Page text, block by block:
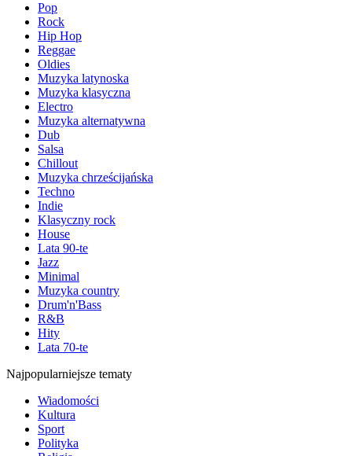
Pop
Rock
Hip Hop
Reggae
Oldies
Muzyka latynoska
Muzyka klasyczna
Electro
Muzyka alternatywna
Dub
Salsa
Chillout
Muzyka chrześcijańska
Techno
Indie
Klasyczny rock
House
Lata 90-te
Jazz
Minimal
Muzyka country
Drum'n'Bass
R&B
Hity
Lata 70-te
Najpopularniejsze tematy
Wiadomości
Kultura
Sport
Polityka